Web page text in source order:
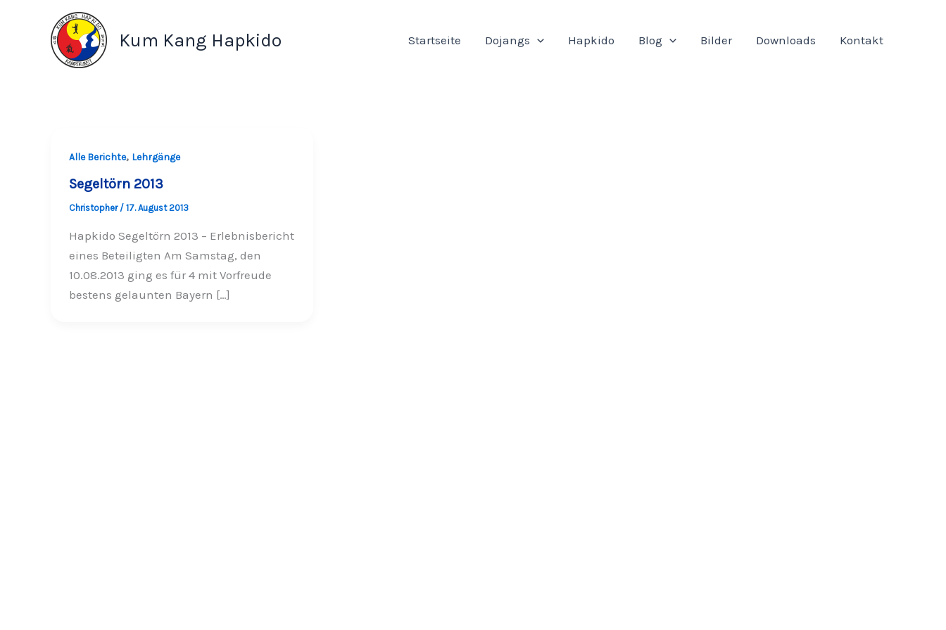
Kum Kang Hapkido Startseite Dojangs Hapkido Blog Bilder Downloads Kontakt
Alle Berichte, Lehrgänge
Segeltörn 2013
Christopher / 17. August 2013
Hapkido Segeltörn 2013 – Erlebnisbericht
eines Beteiligten Am Samstag, den
10.08.2013 ging es für 4 mit Vorfreude
bestens gelaunten Bayern […]